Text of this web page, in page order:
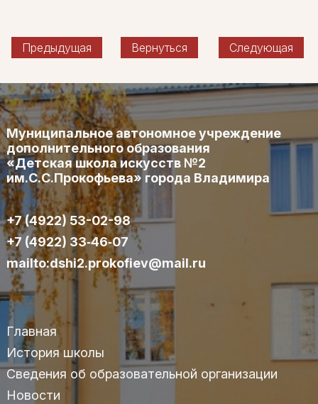
Предыдущая Вернуться Следующая
Муниципальное автономное учреждение
дополнительного образования
«Детская школа искусств №2
им.С.С.Прокофьева» города Владимира
+7 (4922) 53-02-98
+7 (4922) 33‑46‑07
mailto:dshi2.prokofiev@mail.ru
Главная
История школы
Сведения об образовательной организации
Новости